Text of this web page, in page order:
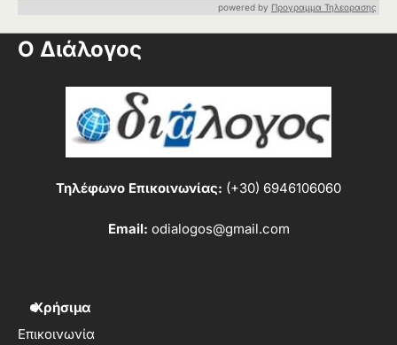
powered by Προγραμμα Τηλεορασης
Ο Διάλογος
Τηλέφωνο Επικοινωνίας: (+30) 6946106060
Email: odialogos@gmail.com
Χρήσιμα
Επικοινωνία